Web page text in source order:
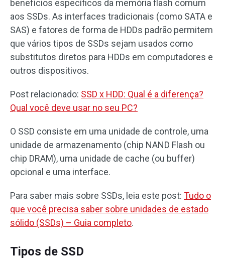
benefícios específicos da memória flash comum
aos SSDs. As interfaces tradicionais (como SATA e
SAS) e fatores de forma de HDDs padrão permitem
que vários tipos de SSDs sejam usados como
substitutos diretos para HDDs em computadores e
outros dispositivos.
Post relacionado: SSD x HDD: Qual é a diferença?
Qual você deve usar no seu PC?
O SSD consiste em uma unidade de controle, uma
unidade de armazenamento (chip NAND Flash ou
chip DRAM), uma unidade de cache (ou buffer)
opcional e uma interface.
Para saber mais sobre SSDs, leia este post: Tudo o
que você precisa saber sobre unidades de estado
sólido (SSDs) – Guia completo.
Tipos de SSD